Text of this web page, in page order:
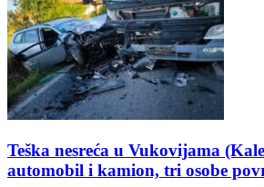
Teška nesreća u Vukovijama
automobil i kamion, tri osobe